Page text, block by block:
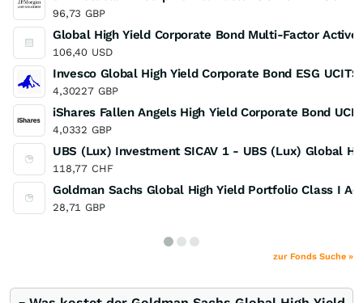
96,73 GBP
Global High Yield Corporate Bond Multi-Factor Active
106,40 USD
Invesco Global High Yield Corporate Bond ESG
4,30227 GBP
iShares Fallen Angels High Yield Corporate Bond
4,0332 GBP
UBS (Lux) Investment SICAV 1 - UBS (Lux) Global
118,77 CHF
Goldman Sachs Global High Yield Portfolio Class I
28,71 GBP
zur Fonds Suche »